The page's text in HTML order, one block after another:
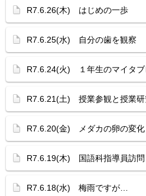
R7.6.26(木) はじめの一歩
R7.6.25(水) 自分の歯を観察
R7.6.24(火) １年生のマイタブ
R7.6.21(土) 授業参観と授業研
R7.6.20(金) メダカの卵の変化
R7.6.19(木) 国語科指導員訪問
R7.6.18(水) 梅雨ですが…